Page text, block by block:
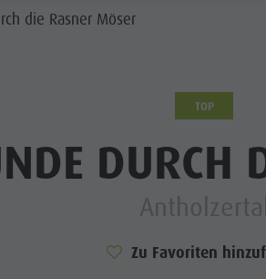
SATTELFAMILIE & KINDER
die Rasner Möser
TOP
DURCH
Antholzertal
Zu Favoriten